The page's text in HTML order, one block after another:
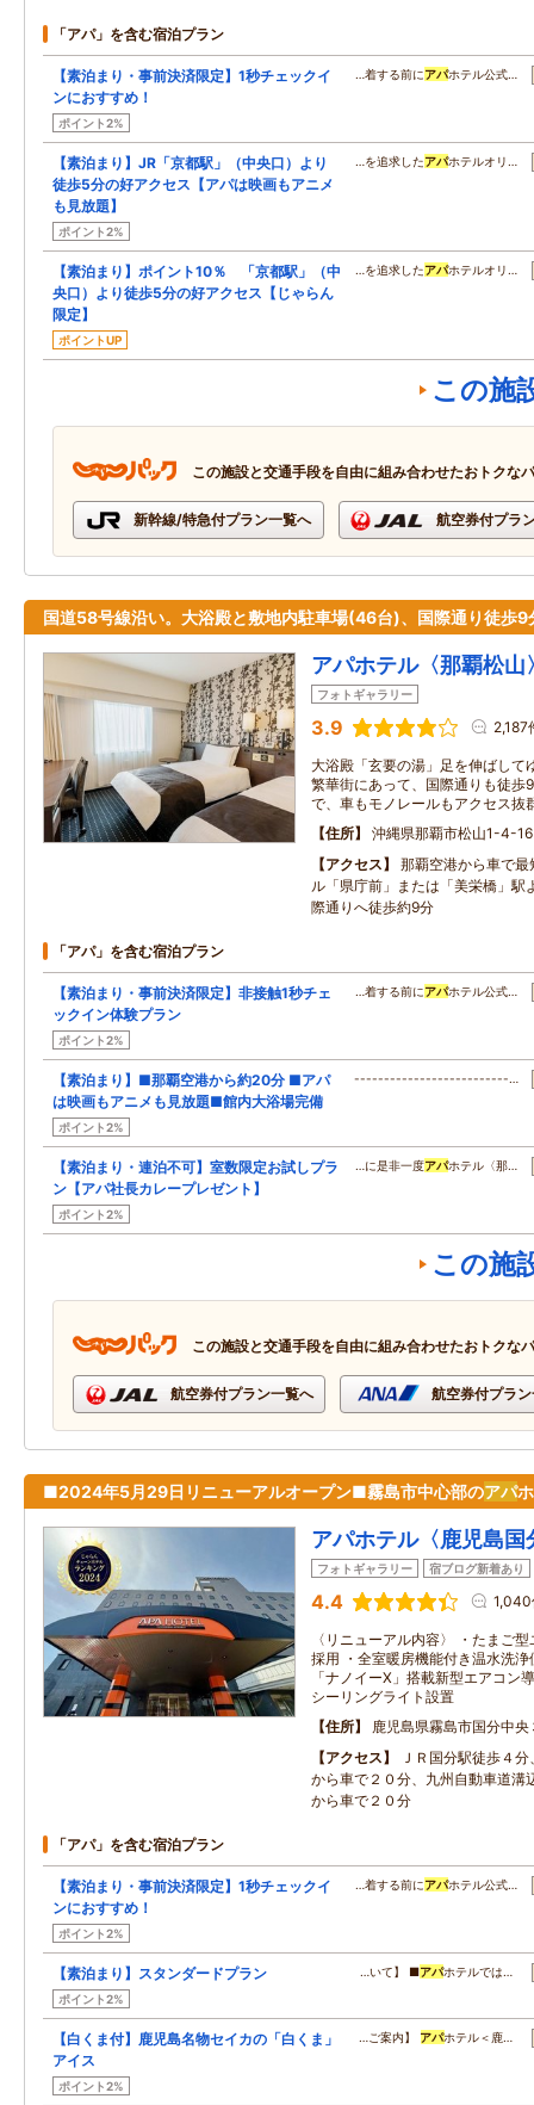
「アパ」を含む宿泊プラン
【素泊まり・事前決済限定】1秒チェックイ
ンにおすすめ！
ポイント2%
…着する前にアパホテル公式…
【素泊まり】JR「京都駅」（中央口）より
徒歩5分の好アクセス【アパは映画もアニメ
も見放題】
ポイント2%
…を追求したアパホテルオリ…
【素泊まり】ポイント10％ 「京都駅」（中
央口）より徒歩5分の好アクセス【じゃらん
限定】
ポイントUP
…を追求したアパホテルオリ…
この施
この施設と交通手段を自由に組み合わせたおトクな
新幹線/特急付プラン一覧へ 航空券付プラ
国道58号線沿い。大浴殿と敷地内駐車場(46台)、国際通り徒歩9
アパホテル〈那覇松山
フォトギャラリー
3.9 2,187
大浴殿「玄要の湯」足を伸ばして
繁華街にあって、国際通りも徒歩
で、車もモノレールもアクセス抜
住所
沖縄県那覇市松山1-4-16
アクセス
那覇空港から車で
ル「県庁前」または「美栄橋」駅
際通りへ徒歩約9分
「アパ」を含む宿泊プラン
【素泊まり・事前決済限定】非接触1秒チェ
ックイン体験プラン
ポイント2%
…着する前にアパホテル公式…
【素泊まり】■那覇空港から約20分 ■アパ
は映画もアニメも見放題■館内大浴場完備
ポイント2%
--------------------------…
【素泊まり・連泊不可】室数限定お試しプラ
ン【アパ社長カレープレゼント】
ポイント2%
…に是非一度アパホテル〈那…
この施
この施設と交通手段を自由に組み合わせたおトクな
航空券付プラン一覧へ 航空券付プラ
■2024年5月29日リニューアルオープン■霧島市中心部のアパ
アパホテル〈鹿児島国
フォトギャラリー 宿ブログ新着あり
4.4 1,040
〈リニューアル内容〉 ・たまご
採用 ・全室暖房機能付き温水洗
「ナノイーX」搭載新型エアコン
シーリングライト設置
住所
鹿児島県霧島市国分中
アクセス
ＪＲ国分駅徒歩４
から車で２０分、九州自動車道溝
から車で２０分
「アパ」を含む宿泊プラン
【素泊まり・事前決済限定】1秒チェックイ
ンにおすすめ！
ポイント2%
…着する前にアパホテル公式…
【素泊まり】スタンダードプラン
ポイント2%
…いて】 ■アパホテルでは…
【白くま付】鹿児島名物セイカの「白くま」
アイス
ポイント2%
…ご案内】 アパホテル＜鹿…